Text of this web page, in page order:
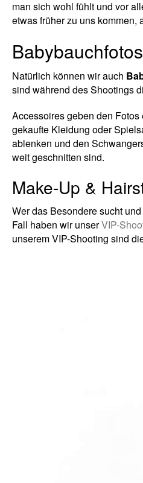
man sich wohl fühlt und vor
etwas früher zu uns
Natürlich können wir auch
sind während des Shootings
Accessoires geben den
gekaufte Kleidung oder
ablenken und den
weit geschnitten sind.
Make-Up &
Wer das Besondere sucht
Fall haben wir unserVIP-
unserem VIP-Shooting sind